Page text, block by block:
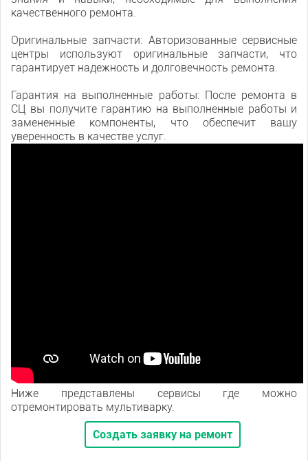
качественного ремонта.
Оригинальные запчасти: Авторизованные сервисные
центры используют оригинальные запчасти, что
гарантирует надежность и долговечность ремонта.
Гарантия на выполненные работы: После ремонта в
СЦ вы получите гарантию на выполненные работы и
замененные компоненты, что обеспечит вашу
уверенность в качестве услуг.
Ниже представлены сервисы где можно
отремонтировать мультиварку.
Создать заявку на ремонт